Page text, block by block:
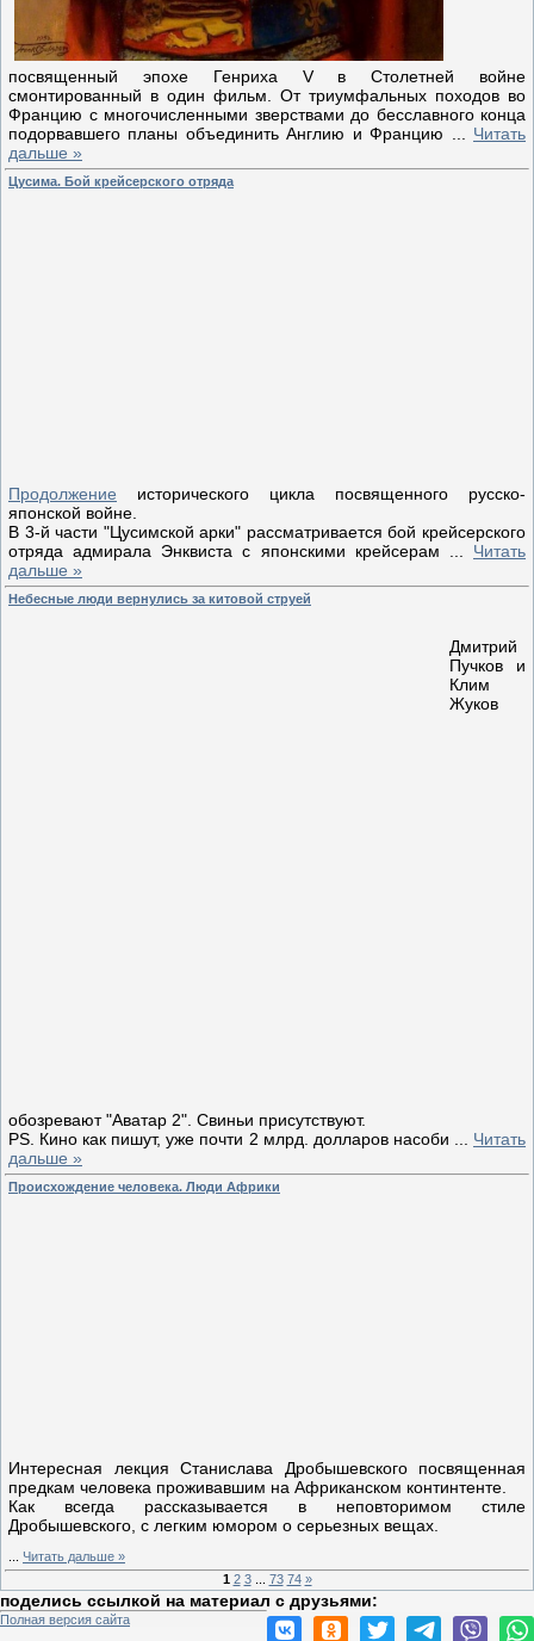
посвященный эпохе Генриха V в Столетней войне
смонтированный в один фильм. От триумфальных походов во
Францию с многочисленными зверствами до бесславного конца
подорвавшего планы объединить Англию и Францию
Читать
дальше »
Цусима. Бой крейсерского отряда
Продолжение исторического цикла посвященного русско-
японской войне.
В 3-й части "Цусимской арки" рассматривается бой крейсерского
отряда адмирала Энквиста с японскими крейсерам
Читать
дальше »
Небесные люди вернулись за китовой струей
Дмитрий
Пучков и
Клим
Жуков
обозревают "Аватар 2". Свиньи присутствуют.
PS. Кино как пишут, уже почти 2 млрд. долларов насоби
Читать
дальше »
Происхождение человека. Люди Африки
Интересная лекция Станислава Дробышевского посвященная
предкам человека проживавшим на Африканском континтенте.
Как всегда рассказывается в неповторимом стиле
Дробышевского, с легким юмором о серьезных вещах.
Читать дальше »
1 2 3 73 74 »
поделись ссылкой на материал c друзьями:
Полная версия сайта